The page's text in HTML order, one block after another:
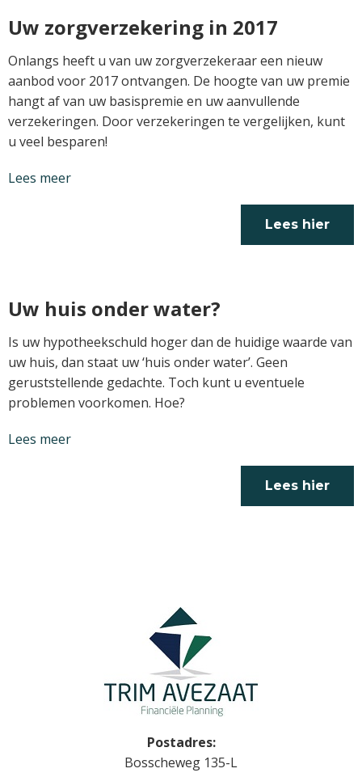
Uw zorgverzekering in 2017
Onlangs heeft u van uw zorgverzekeraar een nieuw
aanbod voor 2017 ontvangen. De hoogte van uw premie
hangt af van uw basispremie en uw aanvullende
verzekeringen. Door verzekeringen te vergelijken, kunt
u veel besparen!
Lees meer
Lees hier
Uw huis onder water?
Is uw hypotheekschuld hoger dan de huidige waarde van
uw huis, dan staat uw ‘huis onder water’. Geen
geruststellende gedachte. Toch kunt u eventuele
problemen voorkomen. Hoe?
Lees meer
Lees hier
Postadres:
Bosscheweg 135-L